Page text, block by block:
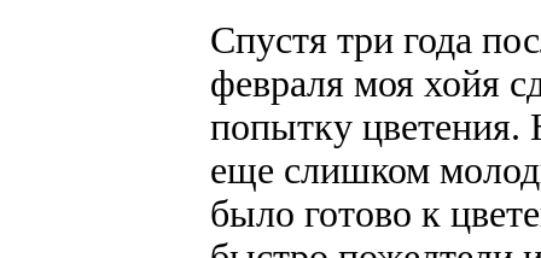
Спустя три года
февраля моя хойя
попытку цветения.
еще слишком
было готово к